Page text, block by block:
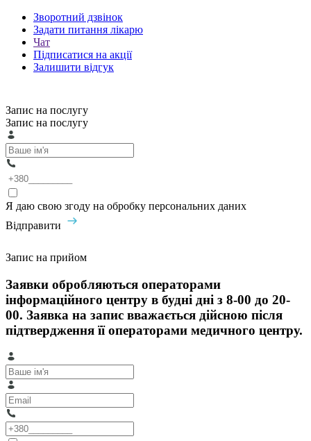
Зворотний дзвінок
Задати питання лікарю
Чат
Підписатися на акції
Залишити відгук
Запис на послугу
Запис на послугу
Я даю свою згоду на обробку персональних даних
Відправити
Запис на прийом
Заявки обробляються операторами
інформаційного центру в будні дні з 8-00 до 20-
00. Заявка на запис вважається дійсною після
підтвердження її операторами медичного центру.